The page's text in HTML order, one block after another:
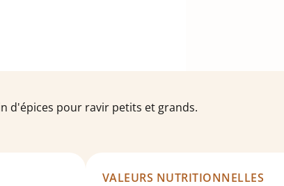
d'épices pour ravir petits et grands.
VALEURS NUTRITIONNELLES